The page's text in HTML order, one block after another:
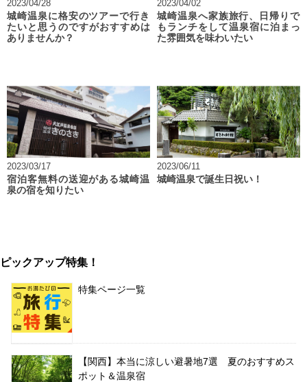
2023/04/28
城崎温泉に格安のツアーで行き
たいと思うのですがおすすめは
ありませんか？
2023/04/02
城崎温泉へ家族旅行、日帰りで
もランチをして温泉宿に泊まっ
た雰囲気を味わいたい
2023/03/17
宿泊客無料の送迎がある城崎温
泉の宿を知りたい
2023/06/11
城崎温泉で誕生日祝い！
ピックアップ特集！
特集ページ一覧
【関西】本当に涼しい避暑地7選 夏のおすすめス
ポット＆温泉宿